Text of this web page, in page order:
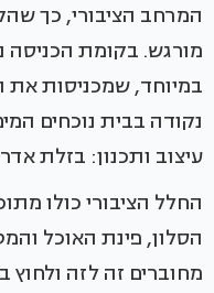
המרחב הציבורי, כך
מורגש. בקומת הכניסה
במיוחד, שמכניסות את
נקודה בבית נוכחים
עיצוב ותכנון: בזלת
החלל הציבורי כולו
הסלון, פינת האוכל
מחוברים זה לזה ולחוץ